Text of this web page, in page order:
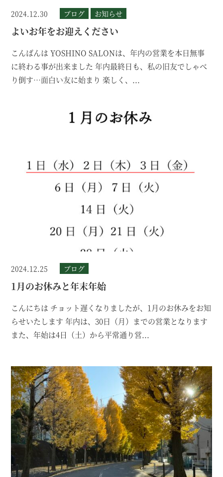
2024.12.30 ブログ お知らせ
よいお年をお迎えください
こんばんは YOSHINO SALONは、年内の営業を本日無事
に終わる事が出来ました 年内最終日も、私の旧友でしゃべ
り倒す…面白い友に始まり 楽しく、...
2024.12.25 ブログ
1月のお休みと年末年始
こんにちは チョット遅くなりましたが、1月のお休みをお知
らせいたします 年内は、30日（月）までの営業となります
また、年始は4日（土）から平常通り営...